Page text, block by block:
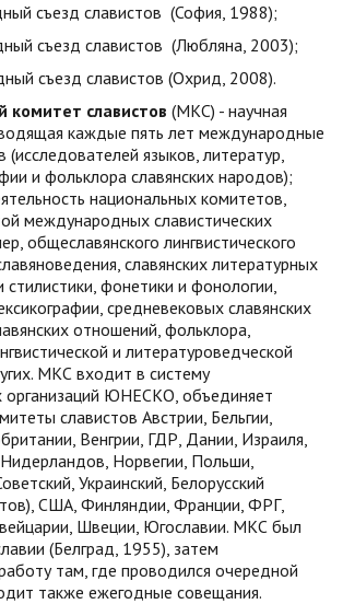
съезд славистов (София, 1988);
съезд славистов (Любляна, 2003);
съезд славистов (Охрид, 2008).
славистов (МКС) - научная
каждые пять лет международные
(исследователей языков, литератур,
и фольклора славянских народов);
национальных комитетов,
международных славистических
общеславянского лингвистического
славянских литературных
стилистики, фонетики и фонологии,
средневековых славянских
отношений, фольклора,
и литературоведческой
МКС входит в систему
организаций ЮНЕСКО, объединяет
славистов Австрии, Бельгии,
Венгрии, ГДР, Дании, Израиля,
Норвегии, Польши,
Украинский, Белорусский
США, Финляндии, Франции, ФРГ,
Швеции, Югославии. МКС был
(Белград, 1955), затем
там, где проводился очередной
также ежегодные совещания.